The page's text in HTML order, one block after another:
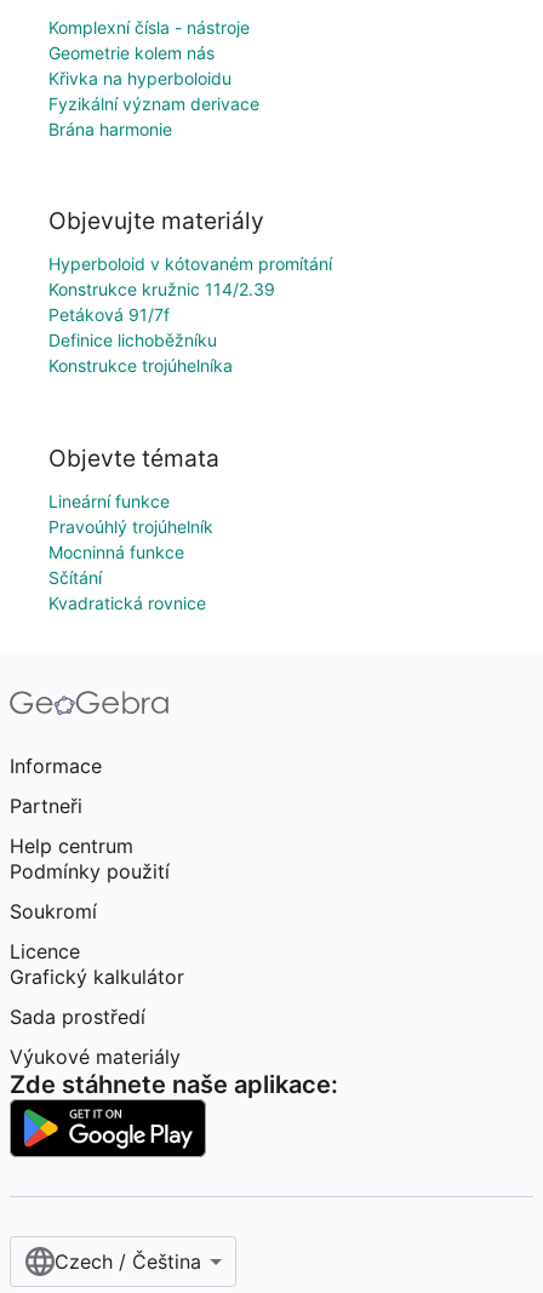
Komplexní čísla - nástroje
Geometrie kolem nás
Křivka na hyperboloidu
Fyzikální význam derivace
Brána harmonie
Objevujte materiály
Hyperboloid v kótovaném promítání
Konstrukce kružnic 114/2.39
Petáková 91/7f
Definice lichoběžníku
Konstrukce trojúhelníka
Objevte témata
Lineární funkce
Pravoúhlý trojúhelník
Mocninná funkce
Sčítání
Kvadratická rovnice
Informace
Partneři
Help centrum
Podmínky použití
Soukromí
Licence
Grafický kalkulátor
Sada prostředí
Výukové materiály
Zde stáhnete naše aplikace:
Czech / Čeština‎